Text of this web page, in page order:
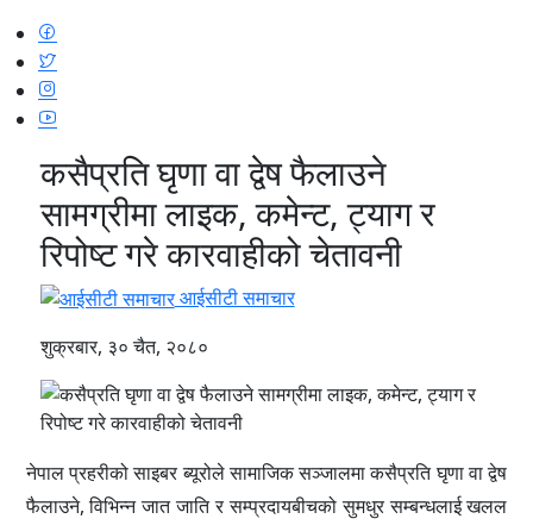
कसैप्रति घृणा वा द्वेष फैलाउने
सामग्रीमा लाइक, कमेन्ट, ट्याग र
रिपोष्ट गरे कारवाहीको चेतावनी
आईसीटी समाचार
शुक्रबार, ३० चैत, २०८०
नेपाल प्रहरीको साइबर ब्यूरोले सामाजिक सञ्जालमा कसैप्रति घृणा वा द्वेष
फैलाउने, विभिन्न जात जाति र सम्प्रदायबीचको सुमधुर सम्बन्धलाई खलल